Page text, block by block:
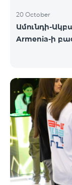
20 October
Ամունդի-
Armenia-ի